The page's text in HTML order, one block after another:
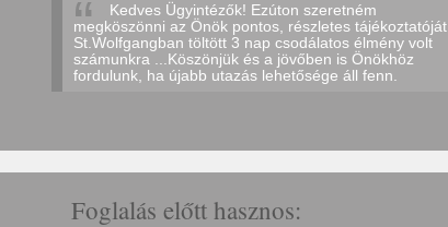
Kedves Ügyintézők! Ezúton szeretném
megköszönni az Önök pontos, részletes tájékoztatóját.
St.Wolfgangban töltött 3 nap csodálatos élmény volt
számunkra ...Köszönjük és a jövőben is Önökhöz
fordulunk, ha újabb utazás lehetősége áll fenn.
Foglalás előtt hasznos: